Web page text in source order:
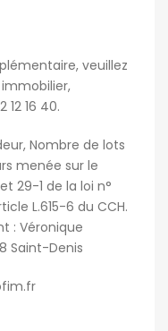
veuillez
12 16 40.
Nombre de lots
menée sur le
29-1 de la loi n°
L.615-6 du CCH.
: Véronique
Saint-Denis